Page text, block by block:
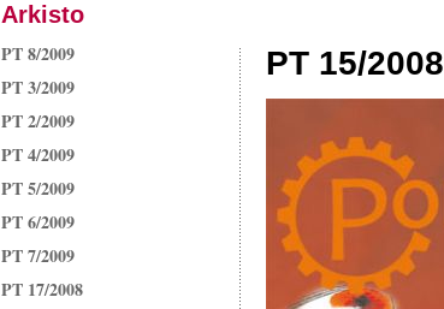
Arkisto
PT 8/2009
PT 3/2009
PT 2/2009
PT 4/2009
PT 5/2009
PT 6/2009
PT 7/2009
PT 17/2008
PT 15/2008